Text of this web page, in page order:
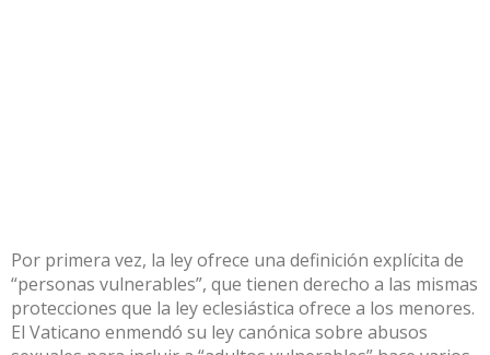
Por primera vez, la ley ofrece una definición explícita de
“personas vulnerables”, que tienen derecho a las mismas
protecciones que la ley eclesiástica ofrece a los menores.
El Vaticano enmendó su ley canónica sobre abusos